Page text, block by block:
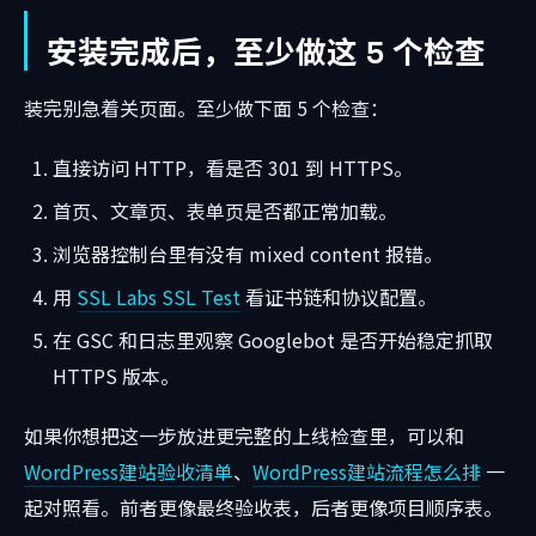
安装完成后，至少做这 5 个检查
装完别急着关页面。至少做下面 5 个检查：
直接访问 HTTP，看是否 301 到 HTTPS。
首页、文章页、表单页是否都正常加载。
浏览器控制台里有没有 mixed content 报错。
用 SSL Labs SSL Test看证书链和协议配置。
在 GSC 和日志里观察 Googlebot 是否开始稳定抓取
HTTPS 版本。
如果你想把这一步放进更完整的上线检查里，可以和
WordPress建站验收清单、 WordPress建站流程怎么排 一
起对照看。前者更像最终验收表，后者更像项目顺序表。